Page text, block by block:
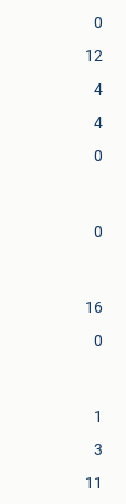
0
12
4
4
0
0
16
0
1
3
11